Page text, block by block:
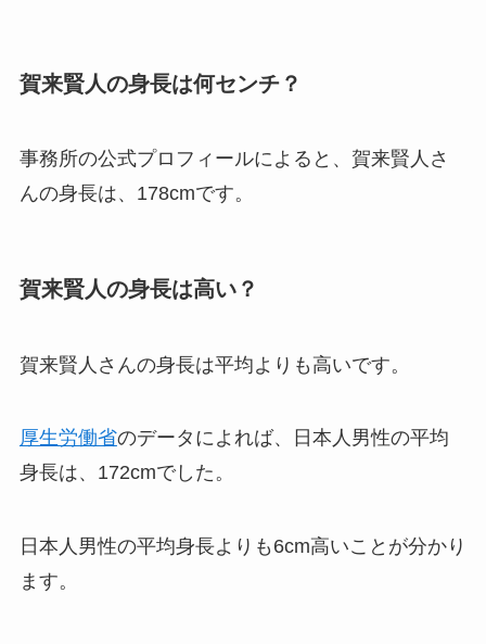
賀来賢人の身長は何センチ？
事務所の公式プロフィールによると、賀来賢人さ
んの身長は、178cmです。
賀来賢人の身長は高い？
賀来賢人さんの身長は平均よりも高いです。
厚生労働省のデータによれば、日本人男性の平均
身長は、172cmでした。
日本人男性の平均身長よりも6cm高いことが分かり
ます。